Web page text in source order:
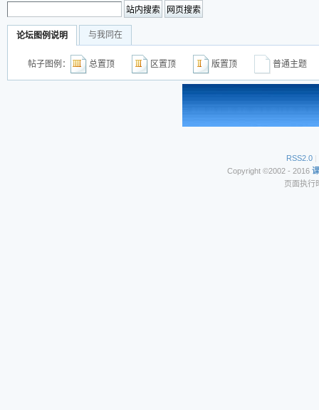
论坛图例说明 与我同在
帖子图例： 总置顶 区置顶 版置顶 普通主
RSS2.0 |
Copyright ©2002 - 2016
页面执行